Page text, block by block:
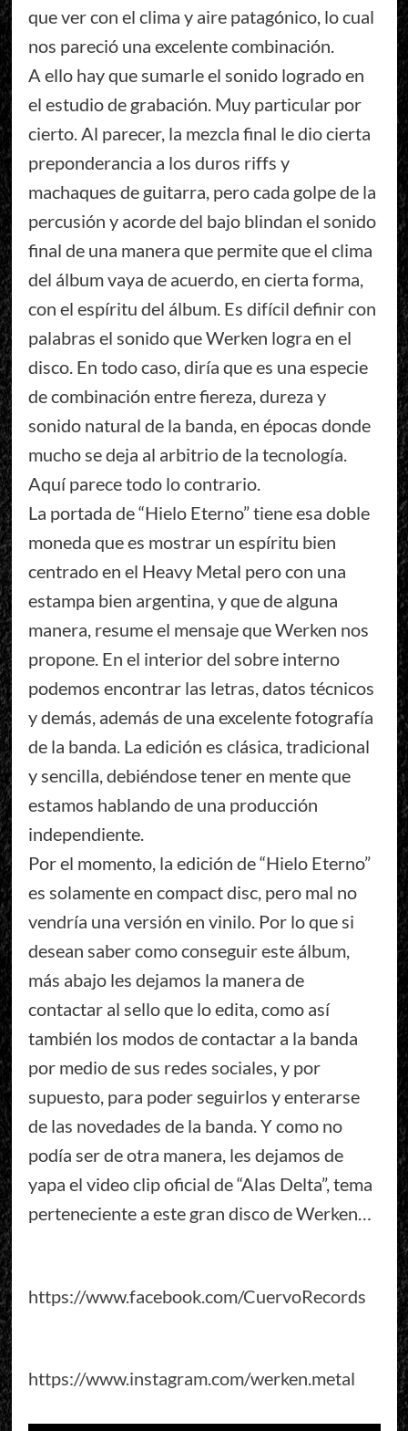
que ver con el clima y aire patagónico, lo cual
nos pareció una excelente combinación.
A ello hay que sumarle el sonido logrado en
el estudio de grabación. Muy particular por
cierto. Al parecer, la mezcla final le dio cierta
preponderancia a los duros riffs y
machaques de guitarra, pero cada golpe de la
percusión y acorde del bajo blindan el sonido
final de una manera que permite que el clima
del álbum vaya de acuerdo, en cierta forma,
con el espíritu del álbum. Es difícil definir con
palabras el sonido que Werken logra en el
disco. En todo caso, diría que es una especie
de combinación entre fiereza, dureza y
sonido natural de la banda, en épocas donde
mucho se deja al arbitrio de la tecnología.
Aquí parece todo lo contrario.
La portada de “Hielo Eterno” tiene esa doble
moneda que es mostrar un espíritu bien
centrado en el Heavy Metal pero con una
estampa bien argentina, y que de alguna
manera, resume el mensaje que Werken nos
propone. En el interior del sobre interno
podemos encontrar las letras, datos técnicos
y demás, además de una excelente fotografía
de la banda. La edición es clásica, tradicional
y sencilla, debiéndose tener en mente que
estamos hablando de una producción
independiente.
Por el momento, la edición de “Hielo Eterno”
es solamente en compact disc, pero mal no
vendría una versión en vinilo. Por lo que si
desean saber como conseguir este álbum,
más abajo les dejamos la manera de
contactar al sello que lo edita, como así
también los modos de contactar a la banda
por medio de sus redes sociales, y por
supuesto, para poder seguirlos y enterarse
de las novedades de la banda. Y como no
podía ser de otra manera, les dejamos de
yapa el video clip oficial de “Alas Delta”, tema
perteneciente a este gran disco de Werken…
https://www.facebook.com/CuervoRecords
https://www.instagram.com/werken.metal